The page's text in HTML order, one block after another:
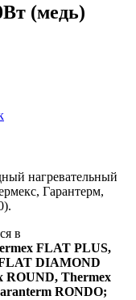
(медь)
нагревательный
Гарантерм,
в
FLAT PLUS,
DIAMOND
ROUND, Thermex
RONDO;